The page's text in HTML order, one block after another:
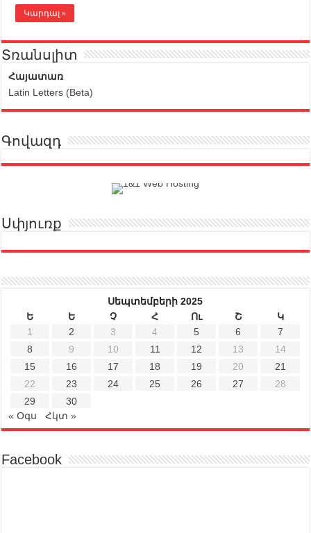
Կարդալ »
Տռանսլիտ
Հայատառ
Latin Letters (Beta)
Գովազդ
Սփյուռք
Սեպտեմբերի 2025
Ե
Ե Չ Հ Ու Շ
Կ
1
2 3 4 5 6
7
8
9 10 11 12 13
14
15
16 17 18 19 20
21
22
23 24 25 26 27
28
29
30
« Օգս
Հկտ »
Facebook